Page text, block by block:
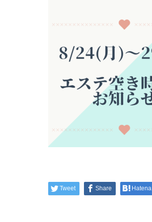
Tweet Share Hatena